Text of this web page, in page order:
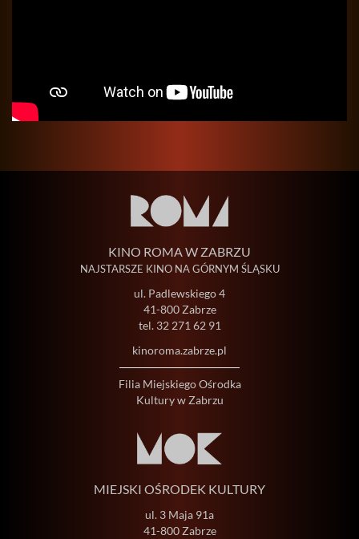
KINO ROMA W ZABRZU
NAJSTARSZE KINO NA GÓRNYM ŚLĄSKU
ul. Padlewskiego 4
41-800 Zabrze
tel. 32 271 62 91
kinoroma.zabrze.pl
Filia Miejskiego Ośrodka
Kultury w Zabrzu
MIEJSKI OŚRODEK KULTURY
ul. 3 Maja 91a
41-800 Zabrze